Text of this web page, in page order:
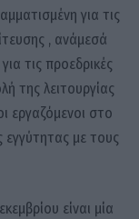
για τις
, ανάμεσά
τις προεδρικές
της λειτουργίας
εργαζόμενοι στο
εγγύτητας με τους
είναι μία